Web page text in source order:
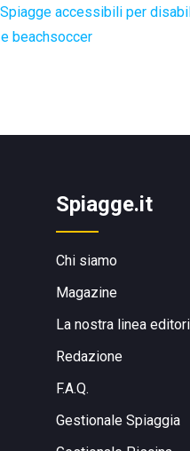
Spiagge accessibili per
beachsoccer
Spiagge.it
Chi siamo
Magazine
La nostra linea
Redazione
F.A.Q.
Gestionale Spiaggia